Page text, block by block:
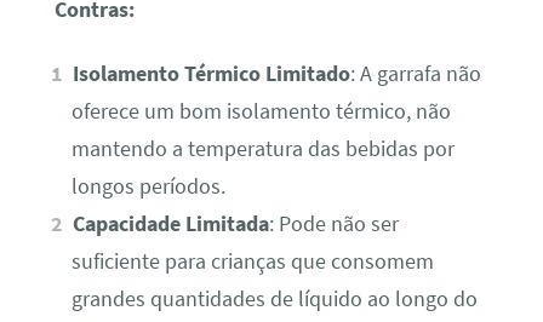
Contras:
Isolamento Térmico Limitado: A garrafa não
oferece um bom isolamento térmico, não
mantendo a temperatura das bebidas por
longos períodos.
Capacidade Limitada: Pode não ser
suficiente para crianças que consomem
grandes quantidades de líquido ao longo do